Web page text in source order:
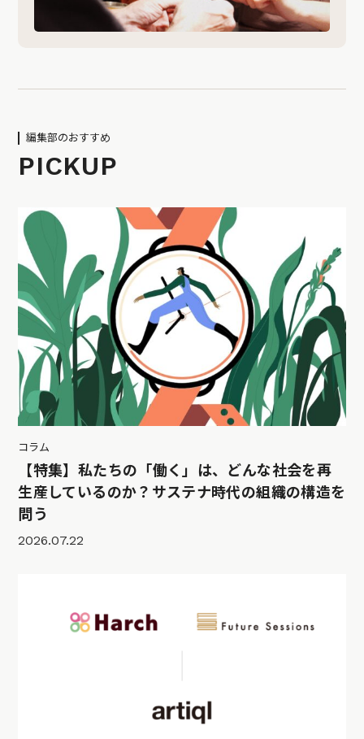
編集部のおすすめ
PICKUP
コラム
【特集】私たちの「働く」は、どんな社会を再
生産しているのか？サステナ時代の組織の構造を
問う
2026.07.22